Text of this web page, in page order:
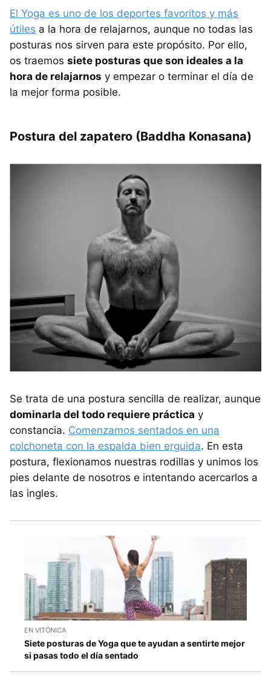
El Yoga es uno de los deportes favoritos y más
útiles a la hora de relajarnos, aunque no todas las
posturas nos sirven para este propósito. Por ello,
os traemos siete posturas que son ideales a la
hora de relajarnos y empezar o terminar el día de
la mejor forma posible.
Postura del zapatero (Baddha Konasana)
Se trata de una postura sencilla de realizar, aunque
dominarla del todo requiere práctica y
constancia. Comenzamos sentados en una
colchoneta con la espalda bien erguida. En esta
postura, flexionamos nuestras rodillas y unimos los
pies delante de nosotros e intentando acercarlos a
las ingles.
EN VITÓNICA
Siete posturas de Yoga que te ayudan a sentirte mejor
si pasas todo el día sentado